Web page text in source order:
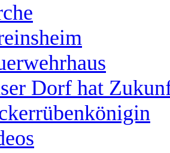
Dorf hat